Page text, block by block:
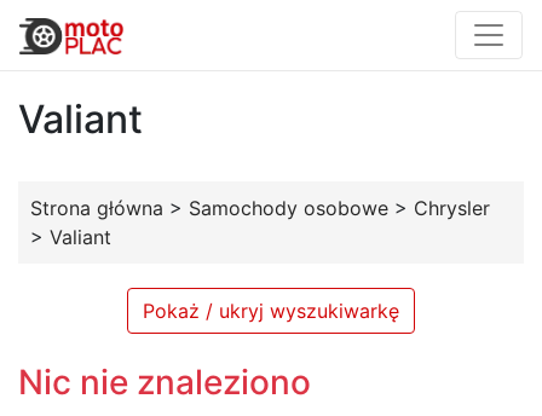
Valiant
Strona główna > Samochody osobowe > Chrysler
> Valiant
Pokaż / ukryj wyszukiwarkę
Nic nie znaleziono